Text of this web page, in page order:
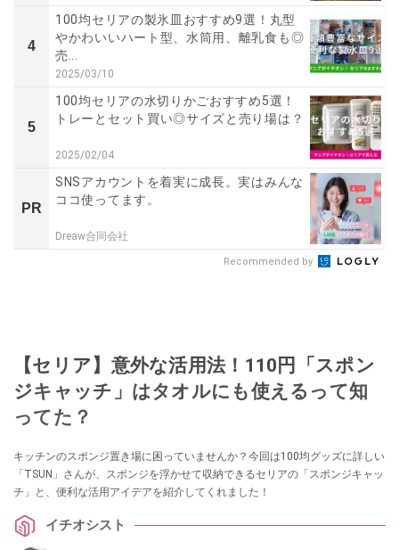
4
100均セリアの製氷皿おすすめ9選！丸型
やかわいいハート型、水筒用、離乳食も◎
売...
2025/03/10
5
100均セリアの水切りかごおすすめ5選！
トレーとセット買い◎サイズと売り場は？
2025/02/04
PR
SNSアカウントを着実に成長。実はみんな
ココ使ってます。
Dreaw合同会社
Recommended by
【セリア】意外な活用法！110円「スポン
ジキャッチ」はタオルにも使えるって知
ってた？
キッチンのスポンジ置き場に困っていませんか？今回は100均グッズに詳しい
「TSUN」さんが、スポンジを浮かせて収納できるセリアの「スポンジキャッ
チ」と、便利な活用アイデアを紹介してくれました！
イチオシスト